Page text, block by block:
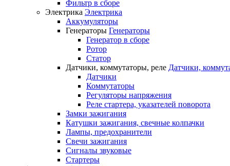
Фильтр в сборе
Электрика Электрика
Аккумуляторы
Генераторы Генераторы
Генератор в сборе
Ротор
Статор
Датчики, коммутаторы, реле Датчики,
Датчики
Коммутаторы
Регуляторы напряжения
Реле стартера, указателей поворота
Замки зажигания
Катушки зажигания, свечные колпачки
Лампы, предохранители
Свечи зажигания
Сигналы звуковые
Стартеры